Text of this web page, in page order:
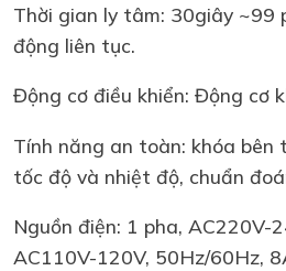
Thời gian ly tâm: 30giây ~99
động liên tục.
Động cơ điều khiển: Động cơ
Tính năng an toàn: khóa bên
tốc độ và nhiệt độ, chuẩn
Nguồn điện: 1 pha, AC220V-
AC110V-120V, 50Hz/60Hz,